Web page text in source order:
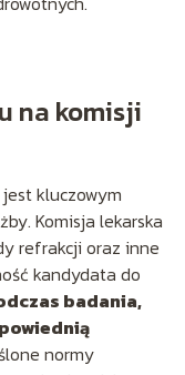
na komisji
kluczowym
Komisja lekarska
refrakcji oraz inne
kandydata do
badania,
normy